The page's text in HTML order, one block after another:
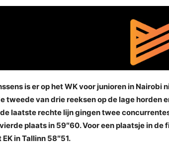
is er op het WK voor junioren in
tweede van drie reeksen op de lage horden
laatste rechte lijn gingen twee
plaats in 59″60. Voor een plaatsje in
in Tallinn 58″51.